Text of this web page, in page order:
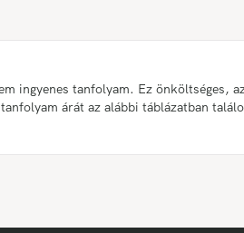
ingyenes tanfolyam. Ez önköltséges,
árát az alábbi táblázatban